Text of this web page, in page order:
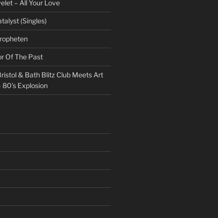
– All Your Love
(Singles)
Of The Past
& Bath Blitz Club Meets Art
Explosion